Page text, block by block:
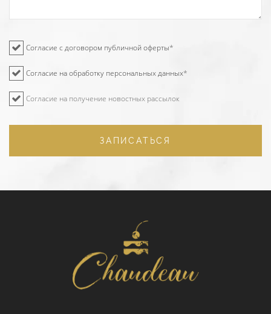
Согласие с договором публичной оферты*
Согласие на обработку персональных данных*
Согласие на получение новостных рассылок
ЗАПИСАТЬСЯ